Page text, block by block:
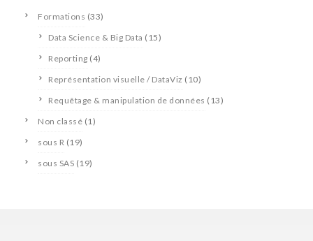
Formations (33)
Data Science & Big Data (15)
Reporting (4)
Représentation visuelle / DataViz (10)
Requêtage & manipulation de données (13)
Non classé (1)
sous R (19)
sous SAS (19)